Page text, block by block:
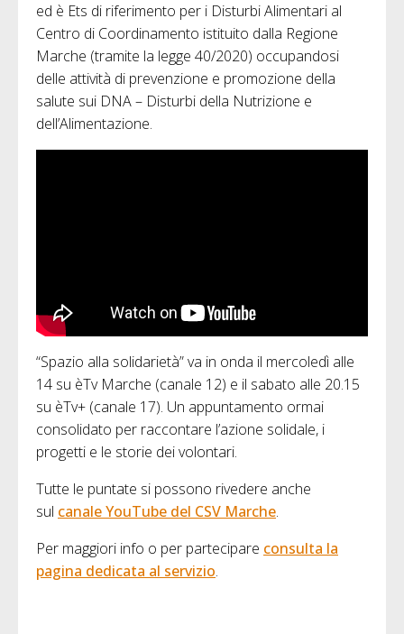
ed è Ets di riferimento per i Disturbi Alimentari al
Centro di Coordinamento istituito dalla Regione
Marche (tramite la legge 40/2020) occupandosi
delle attività di prevenzione e promozione della
salute sui DNA – Disturbi della Nutrizione e
dell’Alimentazione.
“Spazio alla solidarietà” va in onda il mercoledì alle
14 su èTv Marche (canale 12) e il sabato alle 20.15
su èTv+ (canale 17). Un appuntamento ormai
consolidato per raccontare l’azione solidale, i
progetti e le storie dei volontari.
Tutte le puntate si possono rivedere anche
sul canale YouTube del CSV Marche.
Per maggiori info o per partecipare consulta la
pagina dedicata al servizio.